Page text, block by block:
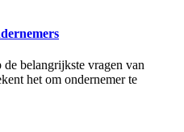
belangrijkste vragen van
het om ondernemer te